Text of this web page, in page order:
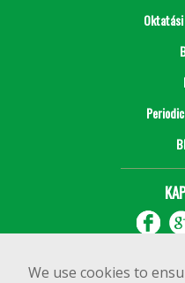
We use cookies to